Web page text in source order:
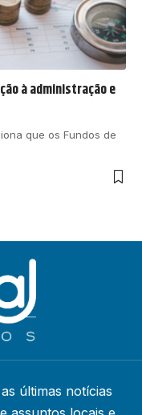
à administração e
que os Fundos de
últimas notícias